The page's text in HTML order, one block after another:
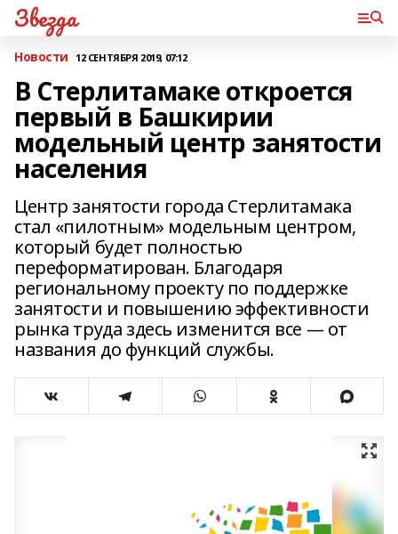
Звезда
Новости 12 СЕНТЯБРЯ 2019, 07:12
В Стерлитамаке откроется
первый в Башкирии
модельный центр занятости
населения
Центр занятости города Стерлитамака
стал «пилотным» модельным центром,
который будет полностью
переформатирован. Благодаря
региональному проекту по поддержке
занятости и повышению эффективности
рынка труда здесь изменится все — от
названия до функций службы.